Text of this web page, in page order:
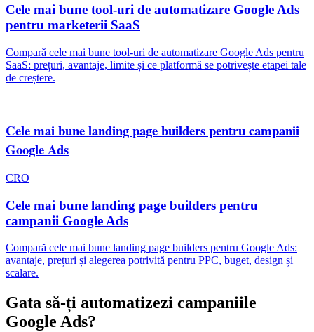
Cele mai bune tool-uri de automatizare Google Ads
pentru marketerii SaaS
Compară cele mai bune tool-uri de automatizare Google Ads pentru
SaaS: prețuri, avantaje, limite și ce platformă se potrivește etapei tale
de creștere.
Cele mai bune landing page builders pentru campanii
Google Ads
CRO
Cele mai bune landing page builders pentru
campanii Google Ads
Compară cele mai bune landing page builders pentru Google Ads:
avantaje, prețuri și alegerea potrivită pentru PPC, buget, design și
scalare.
Gata să-ți automatizezi campaniile
Google Ads?